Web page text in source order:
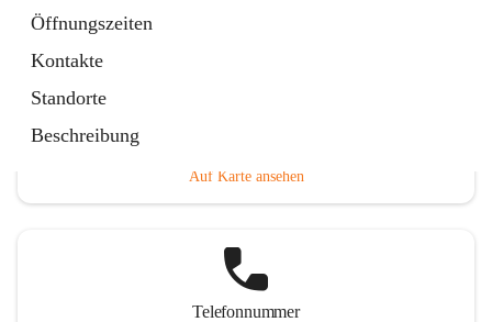
Öffnungszeiten
Kontakte
Standorte
Beschreibung
Auf Karte ansehen
Telefonnummer